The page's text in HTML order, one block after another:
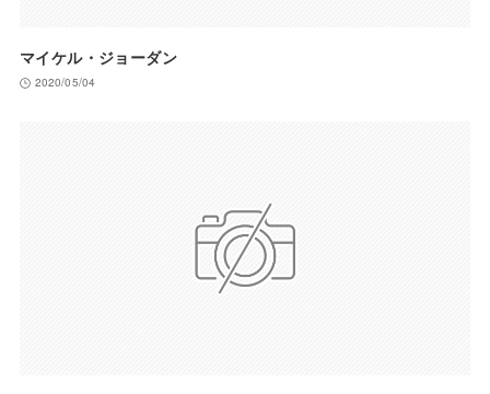
マイケル・ジョーダン
2020/05/04